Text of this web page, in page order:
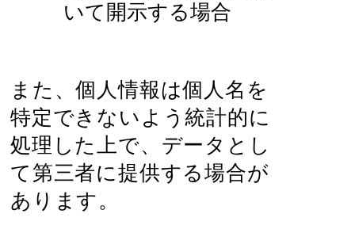
いて開示する場合
また、個人情報は個人名を
特定できないよう統計的に
処理した上で、データとし
て第三者に提供する場合が
あります。